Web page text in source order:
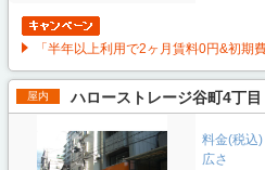
「半年以上利用で2ヶ月賃料0円&初期
屋内 ハローストレージ谷町4丁目
料金(税込)
広さ